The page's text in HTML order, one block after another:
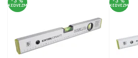
KEDVEZMÉNY KEDVEZMÉNY